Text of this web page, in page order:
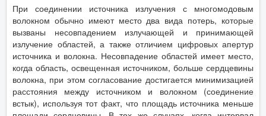
При соединении источника излучения с многомодовым
волокном обычно имеют место два вида потерь, которые
вызваны несовпадением излучающей и принимающей
излучение областей, а также отличием цифровых апертур
источника и волокна. Несовпадение областей имеет место,
когда область, освещенная источником, больше сердцевины
волокна, при этом согласование достигается минимизацией
расстояния между источником и волокном (соединение
встык), используя тот факт, что площадь источника меньше